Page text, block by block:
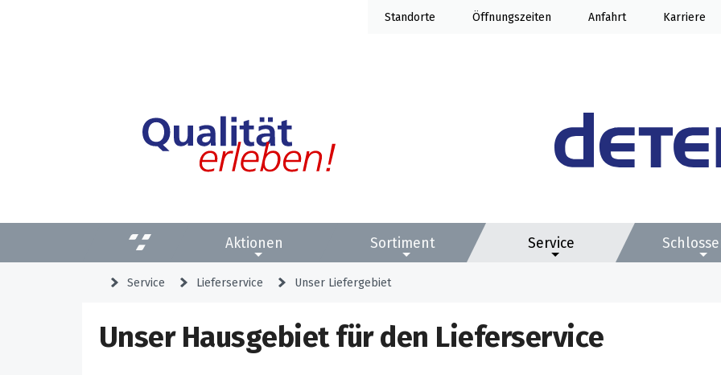
Standorte Öffnung Anfahrt Karriere
Aktionen Sortiment Service
Service Lieferservice Unser Liefergebiet
Unser Hausgebiet für den Lieferservice